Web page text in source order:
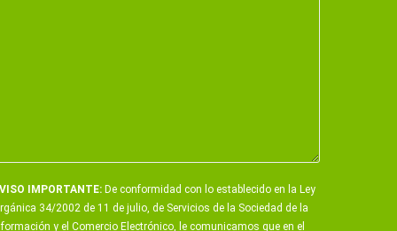
IMPORTANTE:De conformidad con lo establecido en la Ley
34/2002 de 11 de julio, de Servicios de la Sociedad de la
y el Comercio Electrónico, le comunicamos que en el